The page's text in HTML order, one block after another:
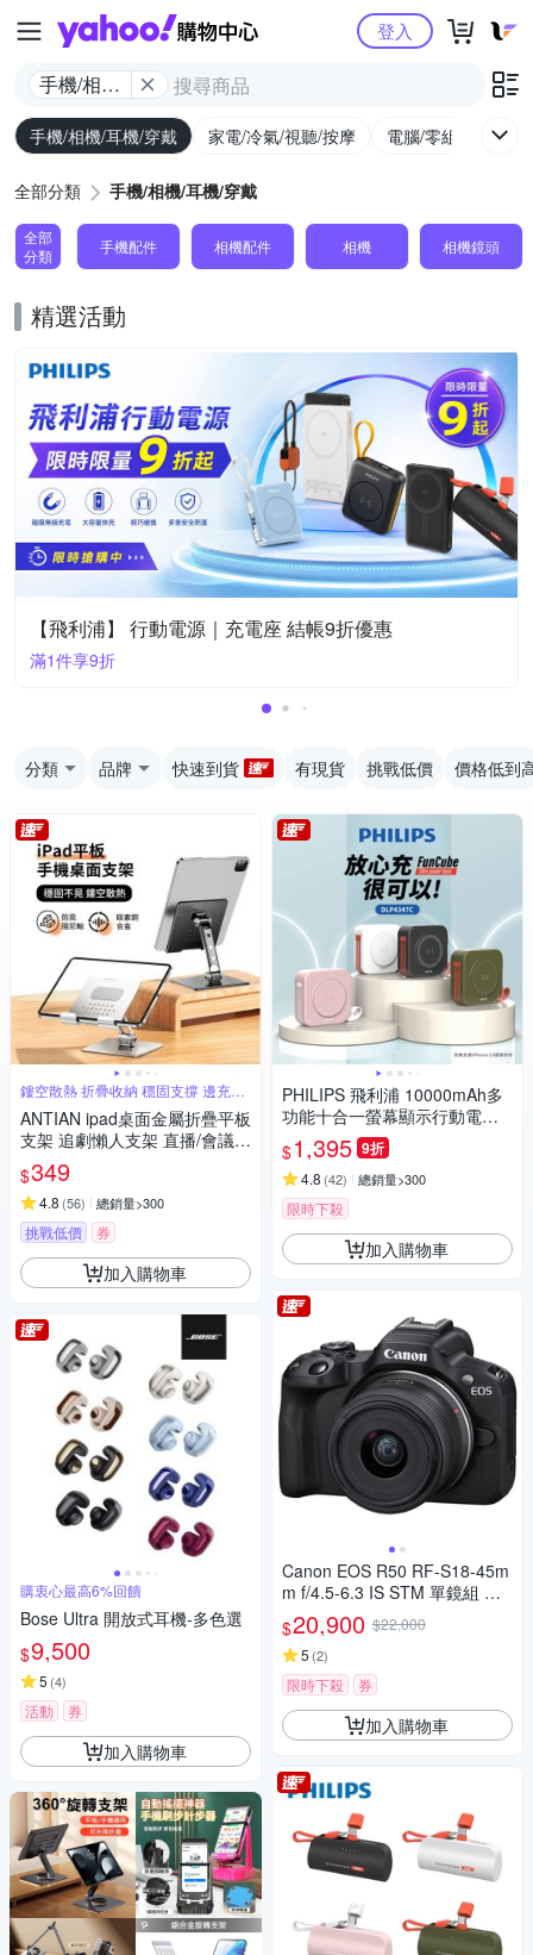
Yahoo購物中心
手機/相機/
耳機/穿戴
登入
手機/相機/耳機/穿戴 家電/冷氣/視聽/按摩 電腦/零組件/週邊/
全部分類 手機/相機/耳機/穿戴
全部
分類
手機配件 相機配件 相機 相機鏡頭
精選活動
【飛利浦】 行動電源｜充電座 結帳9折優惠
滿1件享9折
分類 品牌 快速到貨 有現貨 挑戰低價 價格低到
鏤空散熱 折疊收納 穩固支撐 邊充電
玩
ANTIAN ipad桌面金屬折疊平板
支架 追劇懶人支架 直播/會議
平板架 手機支架 交換禮物
$349
4.8 (56) 總銷量>300
挑戰低價 券
加入購物車
購衷心最高6%回饋
Bose Ultra 開放式耳機-多色選
$9,500
5 (4)
活動 券
加入購物車
PHILIPS 飛利浦 10000mAh多
功能十合一螢幕顯示行動電源
DLP4347C
$1,395 9折
4.8 (42) 總銷量>300
限時下殺
加入購物車
Canon EOS R50 RF-S18-45m
m f/4.5-6.3 IS STM 單鏡組 公
司貨
$20,900 $22,000
5 (2)
限時下殺 券
加入購物車